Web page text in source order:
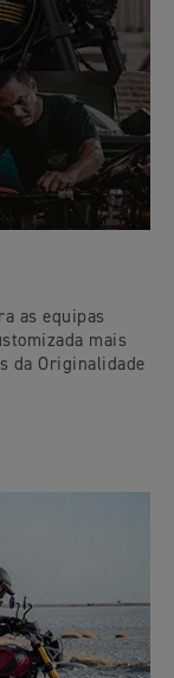
as equipas
mais
da Originalidade